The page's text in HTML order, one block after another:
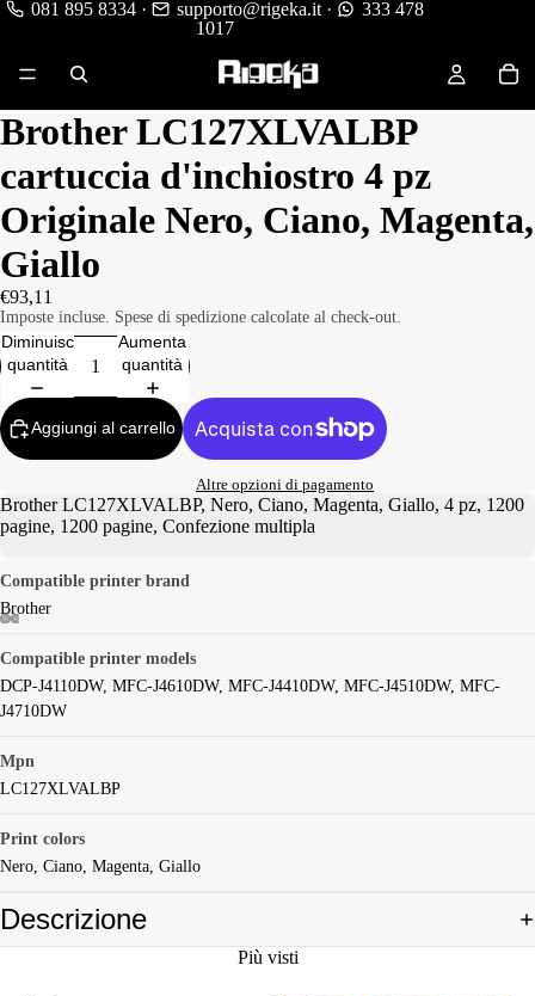
081 895 8334· supporto@rigeka.it ·
333 478
1017
Brother LC127XLVALBP
cartuccia d'inchiostro 4 pz
Originale Nero, Ciano, Magenta,
Giallo
€93,11
Imposte incluse. Spese di spedizione calcolate al check-out.
Diminuisci
quantità
Aumenta
quantità
Aggiungi al carrello
Altre opzioni di pagamento
Brother LC127XLVALBP, Nero, Ciano, Magenta, Giallo, 4 pz, 1200
pagine, 1200 pagine, Confezione multipla
Compatible printer brand
Brother
Compatible printer models
DCP-J4110DW, MFC-J4610DW, MFC-J4410DW, MFC-J4510DW, MFC-
J4710DW
Mpn
LC127XLVALBP
Print colors
Nero, Ciano, Magenta, Giallo
Descrizione
Più visti